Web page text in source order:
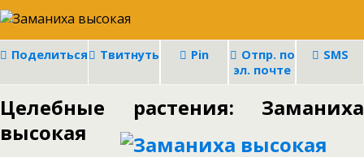
Поделиться Твитнуть Pin
Отпр. по
эл. почте
SMS
Целебные растения: Заманиха
высокая